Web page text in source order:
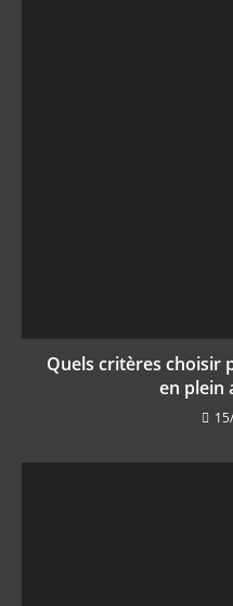
Quels critères choisir
en plein